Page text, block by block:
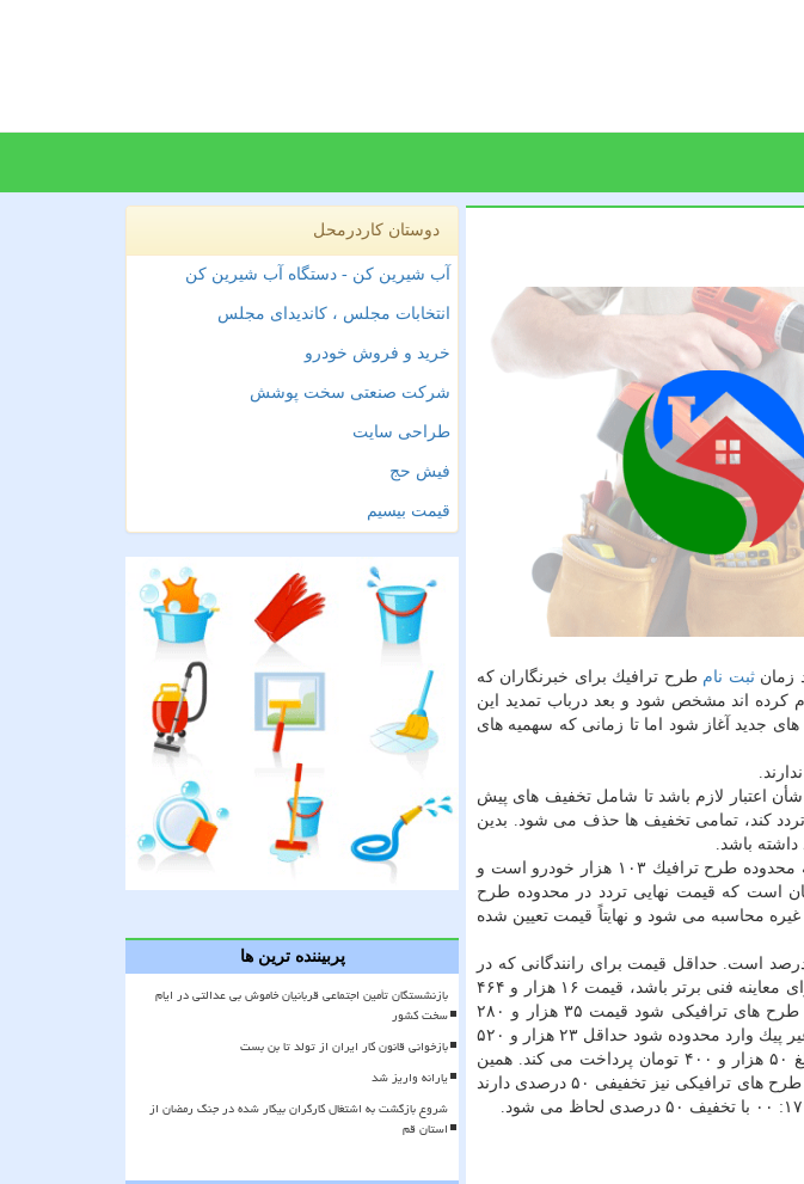
زمانثبت نام طرح ترافیك برای خبرنگاران كه
كرده اند مشخص شود و بعد درباب تمدید این
جدید آغاز شود اما تا زمانی كه سهمیه های
اعتبار لازم باشد تا شامل تخفیف های پیش
كند، تمامی تخفیف ها حذف می شود. بدین
به گزارش كار در محل به نقل از مهر، بر طبق مصوبه شورای شهر تهران امسال سقف ورود به محدوده طرح ترافیك ۱۰۳ هزار خودرو است و
بیشتر به این محدوده وجود ندارد. قیمت پایه در سال ۹۹، ۲۸ هزار تومان است كه قیمت نهایی تردد در محدوده طرح
محاسبه می شود و نهایتاً قیمت تعیین شده
پیك پیش از ۱۰ بامداد و پس از ساعت ۱۶ اعلام شده و تخفیف برای معاینه فنی برتر ۳۰ درصد است. حداقل قیمت برای رانندگانی كه در
ساعت غیر پیك وارد محدوده طرح های ترافیكی می شوند، به این صورت است كه اگر خودرو دارای معاینه فنی برتر باشد، قیمت ۱۶ هزار و ۴۶۴
تومان در نظر گرفته می شود و اگر خودرو دارای معاینه فنی برتر در ساعات پیك وارد محدوده طرح های ترافیكی شود قیمت ۳۵ هزار و ۲۸۰
تومان برای ورود در نظر گرفته شده است. اگر خودرویی فاقد معاینه فنی برتر باشد و در ساعت غیر پیك وارد محدوده شود حداقل ۲۳ هزار و ۵۲۰
تومان باید پرداخت كند و اگر همین خودروی فاقد معاینه برتر در ساعت پیك وارد شود حداكثر مبلغ ۵۰ هزار و ۴۰۰ تومان پرداخت می كند. همین
طور خودرو های هیبریدی و برقی از ۹۰ درصد تخفیف بهره مند هستند. ساكنین محدوده های اجرای طرح های ترافیكی نیز تخفیفی ۵۰ درصدی دارند
دوستان کاردرمحل
آب شیرین کن - دستگاه آب شیرین کن
انتخابات مجلس ، کاندیدای مجلس
خرید و فروش خودرو
شرکت صنعتی سخت پوشش
طراحی سایت
فیش حج
قیمت بیسیم
پربیننده ترین ها
بازنشستگان تأمین اجتماعی قربانیان خاموش بی عدالتی در ایام
سخت کشور
بازخوانی قانون کار ایران از تولد تا بن بست
یارانه واریز شد
شروع بازگشت به اشتغال کارگران بیکار شده در جنگ رمضان از
استان قم